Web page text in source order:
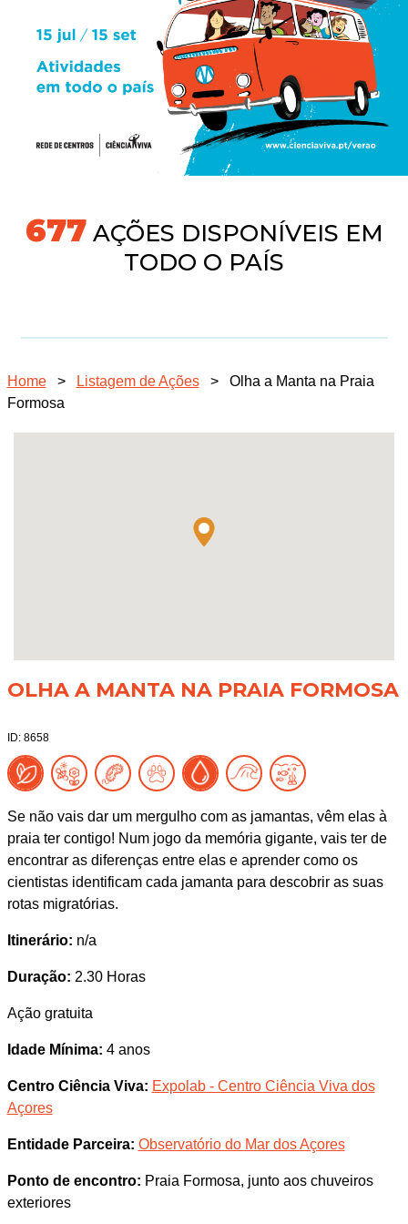
718AÇÕES DISPONÍVEIS EM
TODO O PAÍS
Home > Listagem de Ações >
Olha a Manta na Praia
Formosa
OLHA A MANTA NA PRAIA FORMOSA
ID: 8658
Se não vais dar um mergulho com as jamantas, vêm elas à
praia ter contigo! Num jogo da memória gigante, vais ter de
encontrar as diferenças entre elas e aprender como os
cientistas identificam cada jamanta para descobrir as suas
rotas migratórias.
Itinerário: n/a
Duração: 2.30 Horas
Ação gratuita
Idade Mínima: 4 anos
Centro Ciência Viva: Expolab - Centro Ciência Viva dos
Açores
Entidade Parceira: Observatório do Mar dos Açores
Ponto de encontro: Praia Formosa, junto aos chuveiros
exteriores